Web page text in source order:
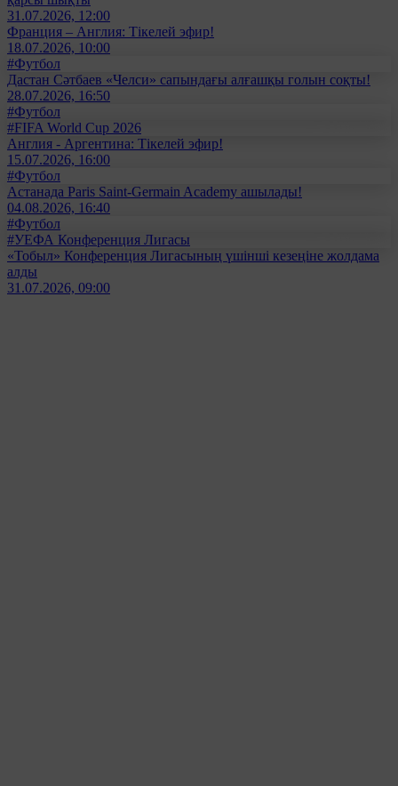
31.07.2026, 12:00
Франция – Англия: Тікелей эфир!
18.07.2026, 10:00
#Футбол
Дастан Сәтбаев «Челси» сапындағы алғашқы голын соқты!
28.07.2026, 16:50
#Футбол
#FIFA World Cup 2026
Англия - Аргентина: Тікелей эфир!
15.07.2026, 16:00
#Футбол
Астанада Paris Saint-Germain Academy ашылады!
04.08.2026, 16:40
#Футбол
#УЕФА Конференция Лигасы
«Тобыл» Конференция Лигасының үшінші кезеңіне жолдама
алды
31.07.2026, 09:00